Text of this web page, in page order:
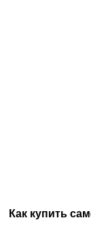
Как купить